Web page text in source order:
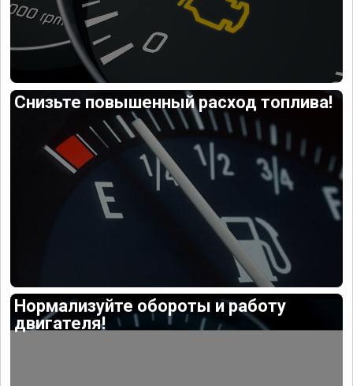
Снизьте повышенный расход топлива!
Нормализуйте обороты и работу
двигателя!